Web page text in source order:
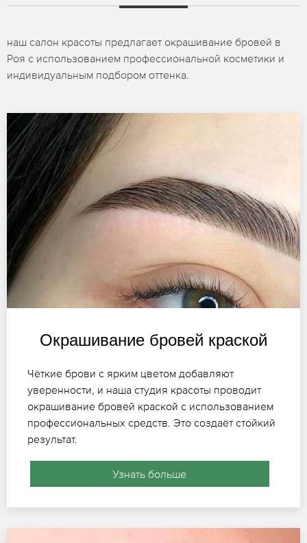
наш салон красоты предлагает окрашивание бровей в
Роя с использованием профессиональной косметики и
индивидуальным подбором оттенка.
Окрашивание бровей краской
Чёткие брови с ярким цветом добавляют
уверенности, и наша студия красоты проводит
окрашивание бровей краской с использованием
профессиональных средств. Это создаёт стойкий
результат.
Узнать больше